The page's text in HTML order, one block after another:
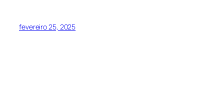
fevereiro 25, 2025